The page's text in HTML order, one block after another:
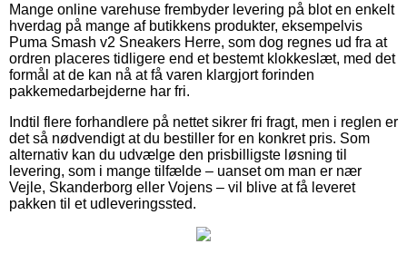
Mange online varehuse frembyder levering på blot en enkelt
hverdag på mange af butikkens produkter, eksempelvis
Puma Smash v2 Sneakers Herre, som dog regnes ud fra at
ordren placeres tidligere end et bestemt klokkeslæt, med det
formål at de kan nå at få varen klargjort forinden
pakkemedarbejderne har fri.
Indtil flere forhandlere på nettet sikrer fri fragt, men i reglen er
det så nødvendigt at du bestiller for en konkret pris. Som
alternativ kan du udvælge den prisbilligste løsning til
levering, som i mange tilfælde – uanset om man er nær
Vejle, Skanderborg eller Vojens – vil blive at få leveret
pakken til et udleveringssted.